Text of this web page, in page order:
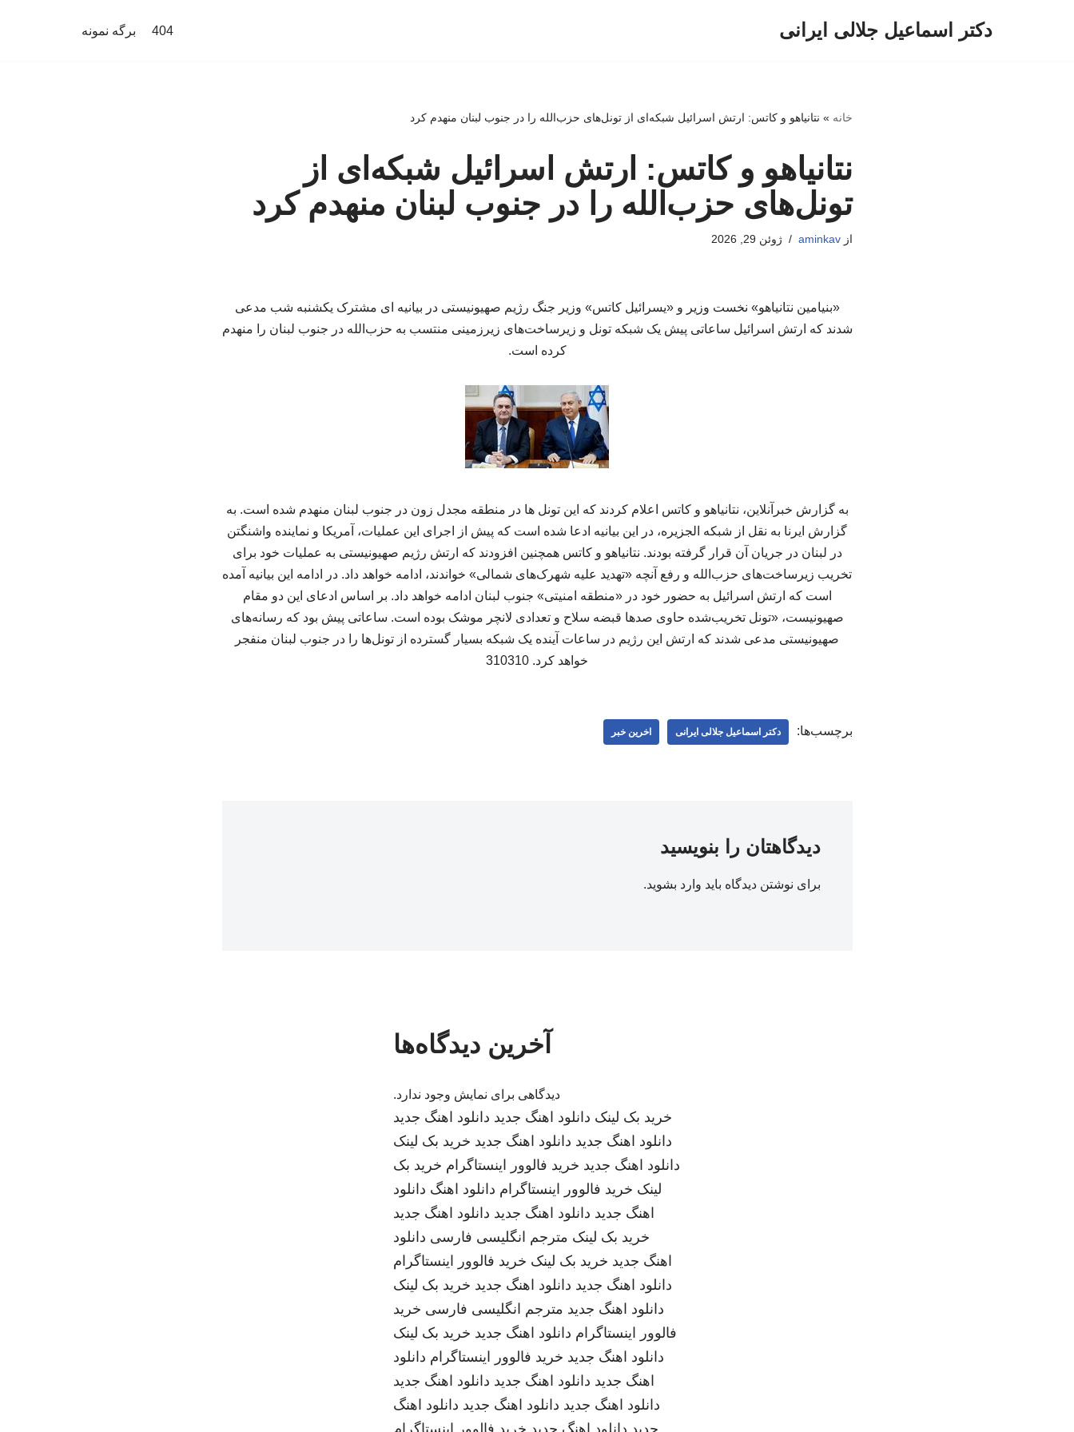
دکتر اسماعیل جلالی ایرانی 404 برگه نمونه
خانه » نتانیاهو و کاتس: ارتش اسرائیل شبکه‌ای از تونل‌های حزب‌الله را در جنوب لبنان منهدم کرد
نتانیاهو و کاتس: ارتش اسرائیل شبکه‌ای از
تونل‌های حزب‌الله را در جنوب لبنان منهدم کرد
ازaminkav ژوئن 29, 2026
«بنیامین نتانیاهو» نخست وزیر و «یسرائیل کاتس» وزیر جنگ رژیم صهیونیستی در بیانیه ای مشترک یکشنبه شب مدعی
شدند که ارتش اسرائیل ساعاتی پیش یک شبکه تونل و زیرساخت‌های زیرزمینی منتسب به حزب‌الله در جنوب لبنان را منهدم
کرده است.
به گزارش خبرآنلاین، نتانیاهو و کاتس اعلام کردند که این تونل ها در منطقه مجدل زون در جنوب لبنان منهدم شده است. به
گزارش ایرنا به نقل از شبکه الجزیره، در این بیانیه ادعا شده است که پیش از اجرای این عملیات، آمریکا و نماینده واشنگتن
در لبنان در جریان آن قرار گرفته بودند. نتانیاهو و کاتس همچنین افزودند که ارتش رژیم صهیونیستی به عملیات خود برای
تخریب زیرساخت‌های حزب‌الله و رفع آنچه «تهدید علیه شهرک‌های شمالی» خواندند، ادامه خواهد داد. در ادامه این بیانیه آمده
است که ارتش اسرائیل به حضور خود در «منطقه امنیتی» جنوب لبنان ادامه خواهد داد. بر اساس ادعای این دو مقام
صهیونیست، «تونل تخریب‌شده حاوی صدها قبضه سلاح و تعدادی لانچر موشک بوده است. ساعاتی پیش بود که رسانه‌های
صهیونیستی مدعی شدند که ارتش این رژیم در ساعات آینده یک شبکه بسیار گسترده از تونل‌ها را در جنوب لبنان منفجر
خواهد کرد. 310310
برچسب‌ها: دکتر اسماعیل جلالی ایرانی اخرین خبر
دیدگاهتان را بنویسید
برای نوشتن دیدگاه باید وارد بشوید.
آخرین دیدگاه‌ها
دیدگاهی برای نمایش وجود ندارد.
خرید بک لینک دانلود اهنگ جدید دانلود اهنگ جدید
دانلود اهنگ جدید دانلود اهنگ جدید خرید بک لینک
دانلود اهنگ جدید خرید فالوور اینستاگرام خرید بک
لینک خرید فالوور اینستاگرام دانلود اهنگ دانلود
اهنگ جدید دانلود اهنگ جدید دانلود اهنگ جدید
خرید بک لینک مترجم انگلیسی فارسی دانلود
اهنگ جدید خرید بک لینک خرید فالوور اینستاگرام
دانلود اهنگ جدید دانلود اهنگ جدید خرید بک لینک
دانلود اهنگ جدید مترجم انگلیسی فارسی خرید
فالوور اینستاگرام دانلود اهنگ جدید خرید بک لینک
دانلود اهنگ جدید خرید فالوور اینستاگرام دانلود
اهنگ جدید دانلود اهنگ جدید دانلود اهنگ جدید
دانلود اهنگ جدید دانلود اهنگ جدید دانلود اهنگ
جدید دانلود اهنگ جدید خرید فالوور اینستاگرام